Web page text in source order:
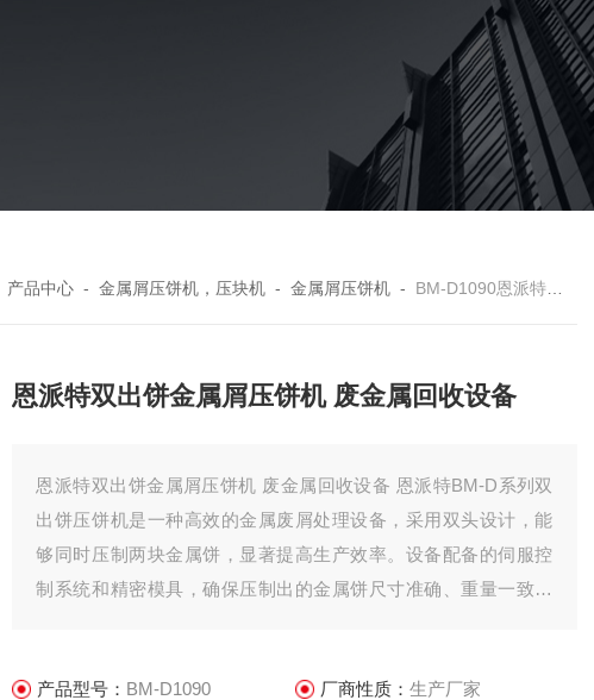
产品中心 -金属屑压饼机，压块机 -金属屑压饼机 - BM-D1090恩派特双出饼金属屑压饼机 废金属回收设备
恩派特双出饼金属屑压饼机 废金属回收设备
恩派特双出饼金属屑压饼机 废金属回收设备 恩派特BM-D系列双
出饼压饼机是一种高效的金属废屑处理设备，采用双头设计，能
够同时压制两块金属饼，显著提高生产效率。设备配备的伺服控
制系统和精密模具，确保压制出的金属饼尺寸准确、重量一致，
产品型号： BM-D1090 厂商性质： 生产厂家